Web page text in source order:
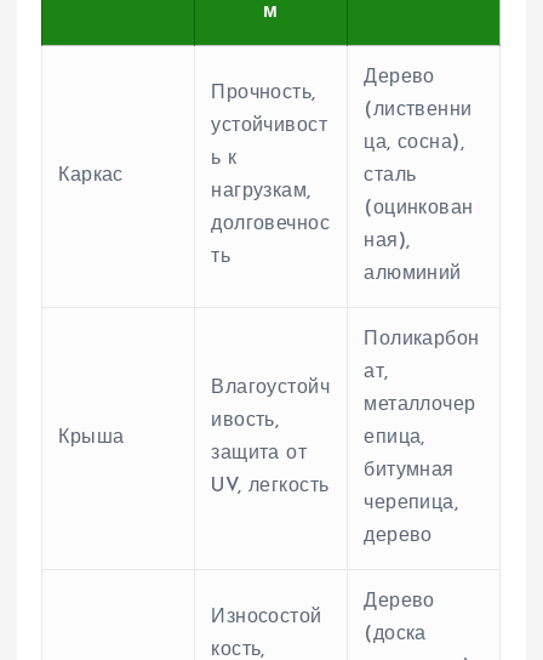
м
Каркас
Прочность,
устойчивост
ь к
нагрузкам,
долговечнос
ть
Дерево
(лиственни
ца, сосна),
сталь
(оцинкован
ная),
алюминий
Крыша
Влагоустойч
ивость,
защита от
UV, легкость
Поликарбон
ат,
металлочер
епица,
битумная
черепица,
дерево
Износостой
кость,
Дерево
(доска